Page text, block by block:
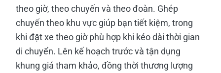
theo giờ, theo chuyến và theo đoàn. Ghép
chuyến theo khu vực giúp bạn tiết kiệm, trong
khi đặt xe theo giờ phù hợp khi kéo dài thời gian
di chuyển. Lên kế hoạch trước và tận dụng
khung giá tham khảo, đồng thời thương lượng